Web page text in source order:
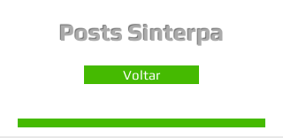
Posts Sinterpa
Voltar